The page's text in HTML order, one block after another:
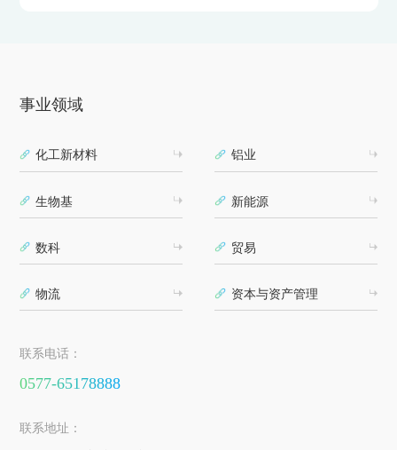
事业领域
化工新材料 铝业
生物基 新能源
数科 贸易
物流 资本与资产管理
联系电话：
0577-65178888
联系地址：